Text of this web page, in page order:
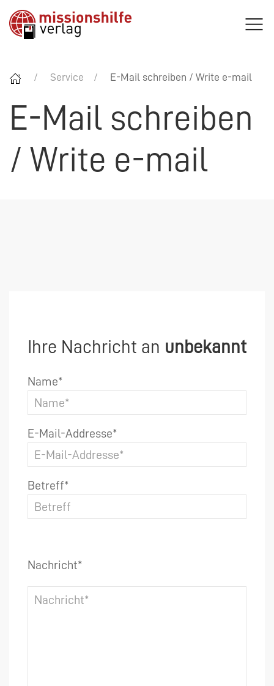
Service E-Mail schreiben / Write e-mail
E-Mail schreiben
/ Write e-mail
Ihre Nachricht an unbekannt
Name*
E-Mail-Addresse*
Betreff*
Nachricht*